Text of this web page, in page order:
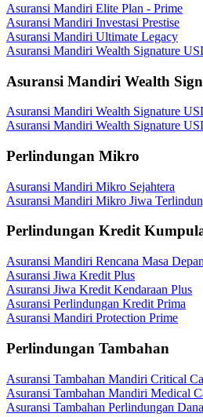
Asuransi Mandiri Elite Plan - Prime
Asuransi Mandiri Investasi Prestise
Asuransi Mandiri Ultimate Legacy
Asuransi Mandiri Wealth Signature
Asuransi Mandiri Wealth
Asuransi Mandiri Wealth Signature
Asuransi Mandiri Wealth Signature
Perlindungan Mikro
Asuransi Mandiri Mikro Sejahtera
Asuransi Mandiri Mikro Jiwa
Perlindungan Kredit
Asuransi Mandiri Rencana Masa Depan
Asuransi Jiwa Kredit Plus
Asuransi Jiwa Kredit Kendaraan Plus
Asuransi Perlindungan Kredit Prima
Asuransi Mandiri Protection Prime
Perlindungan Tambahan
Asuransi Tambahan Mandiri Critical
Asuransi Tambahan Mandiri Medical
Asuransi Tambahan Perlindungan